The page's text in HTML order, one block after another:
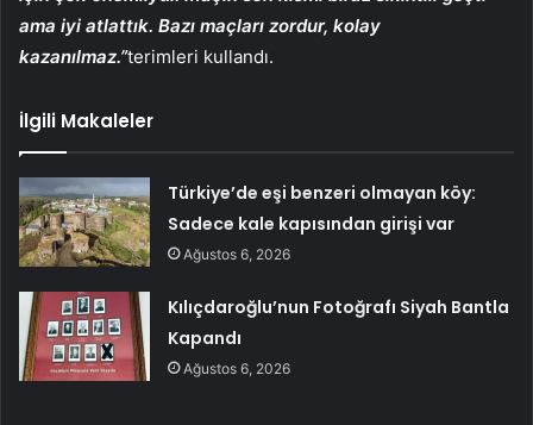
ama iyi atlattık. Bazı maçları zordur, kolay
kazanılmaz.”terimleri kullandı.
İlgili Makaleler
Türkiye’de eşi benzeri olmayan köy:
Sadece kale kapısından girişi var
Ağustos 6, 2026
Kılıçdaroğlu’nun Fotoğrafı Siyah Bantla
Kapandı
Ağustos 6, 2026